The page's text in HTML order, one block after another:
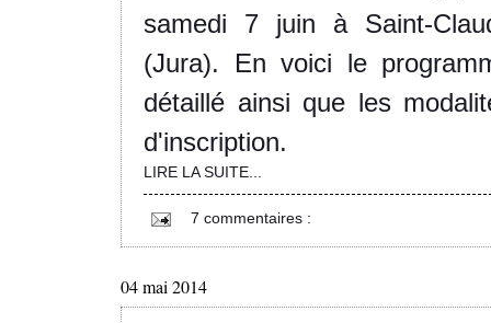
samedi 7 juin à Saint-
(Jura). En voici le
détaillé ainsi que les
d'inscription.
LIRE LA SUITE...
7 commentaires :
04 mai 2014